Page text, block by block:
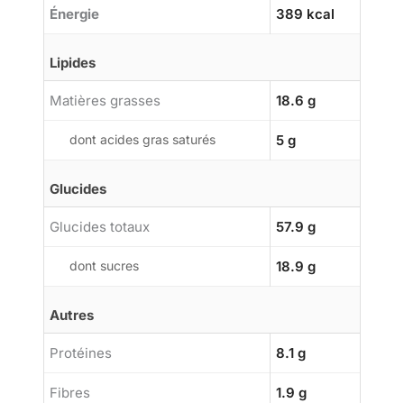
Énergie 389 kcal
Lipides
Matières grasses 18.6 g
dont acides gras saturés 5 g
Glucides
Glucides totaux 57.9 g
dont sucres 18.9 g
Autres
Protéines 8.1 g
Fibres 1.9 g